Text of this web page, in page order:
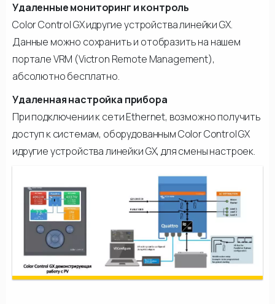
Удаленные мониторинг и контроль
Color Control GX идругие устройства линейки GX.
Данные можно сохранить и отобразить на нашем
портале VRM (Victron Remote Management),
абсолютно бесплатно.
Удаленная настройка прибора
При подключении к сети Ethernet, возможно получить
доступ к системам, оборудованным Color Control GX
идругие устройства линейки GX, для смены настроек.